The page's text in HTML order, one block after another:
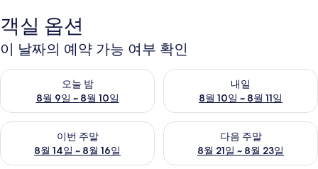
객실 옵션
이 날짜의 예약 가능 여부 확인
오늘 밤
8월 9일 ~ 8월 10일
오늘 밤 예약 가능 여부 확인, 8월 9일 ~ 8월 10일
내일
8월 10일 ~ 8월 11일
내일 예약 가능 여부 확인, 8월
이번 주말
8월 14일 ~ 8월 16일
이번 주말 예약 가능 여부 확인, 8월 14일 ~ 8월 16일
다음 주말
8월 21일 ~ 8월 23일
다음 주말 예약 가능 여부 확인